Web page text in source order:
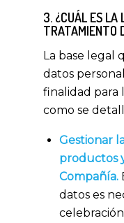
3. ¿CUÁL ES LA
TRATAMIENTO
La base legal
datos
finalidad para
como se
Gestionar
productos
Compañía.
datos es